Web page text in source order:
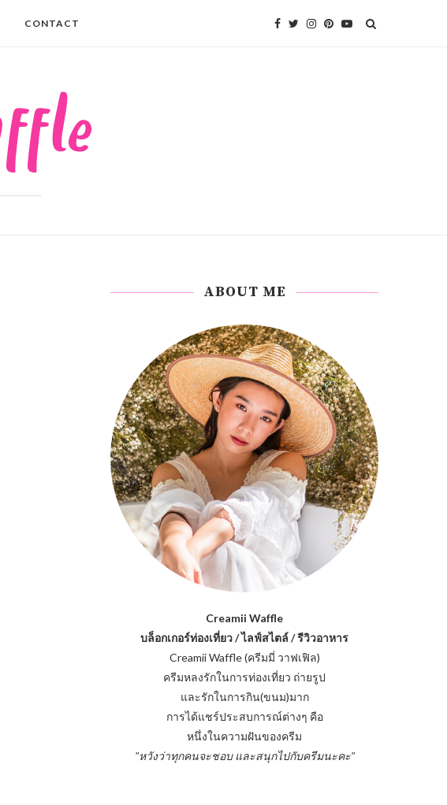
CONTACT
ABOUT ME
Creamii Waffle
บล็อกเกอร์ท่องเที่ยว / ไลฟ์สไตล์ / รีวิวอาหาร
Creamii Waffle (ครีมมี่ วาฟเฟิล)
ครีมหลงรักในการท่องเที่ยว ถ่ายรูป
และรักในการกิน(ขนม)มาก
การได้แชร์ประสบการณ์ต่างๆ คือ
หนึ่งในความฝันของครีม
"หวังว่าทุกคนจะชอบ และสนุกไปกับครีมนะคะ"